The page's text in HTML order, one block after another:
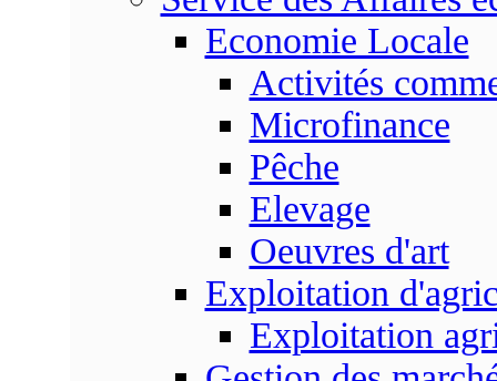
Economie Locale
Activités
Microfinance
Pêche
Elevage
Oeuvres d'art
Exploitation
Exploitation